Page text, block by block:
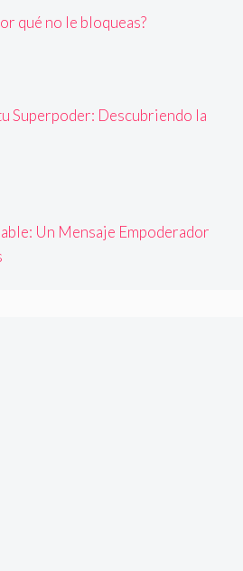
qué no le bloqueas?
Superpoder: Descubriendo la
Un Mensaje Empoderador